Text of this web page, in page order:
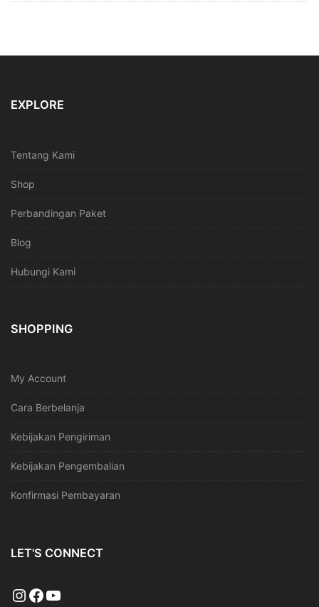
EXPLORE
Tentang Kami
Shop
Perbandingan Paket
Blog
Hubungi Kami
SHOPPING
My Account
Cara Berbelanja
Kebijakan Pengiriman
Kebijakan Pengembalian
Konfirmasi Pembayaran
LET'S CONNECT